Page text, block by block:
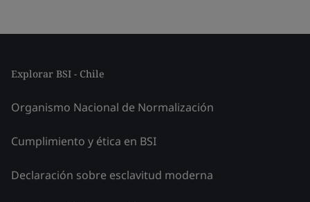
Explorar BSI - Chile
Organismo Nacional de Normalización
Cumplimiento y ética en BSI
Declaración sobre esclavitud moderna